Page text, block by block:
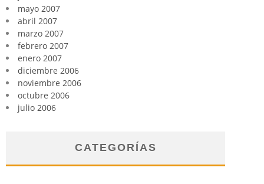
mayo 2007
abril 2007
marzo 2007
febrero 2007
enero 2007
diciembre 2006
noviembre 2006
octubre 2006
julio 2006
CATEGORÍAS